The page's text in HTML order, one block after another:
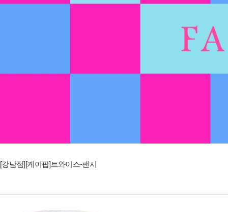
[강남점][케이팝]트와이스-팬시